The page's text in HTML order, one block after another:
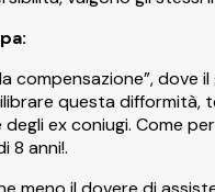
compensazione”,
questa difformità,
ex coniugi. Come
8 anni!.